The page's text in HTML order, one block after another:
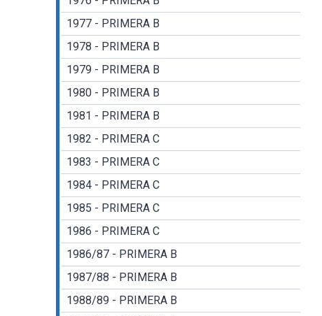
1977 - PRIMERA B
1978 - PRIMERA B
1979 - PRIMERA B
1980 - PRIMERA B
1981 - PRIMERA B
1982 - PRIMERA C
1983 - PRIMERA C
1984 - PRIMERA C
1985 - PRIMERA C
1986 - PRIMERA C
1986/87 - PRIMERA B
1987/88 - PRIMERA B
1988/89 - PRIMERA B